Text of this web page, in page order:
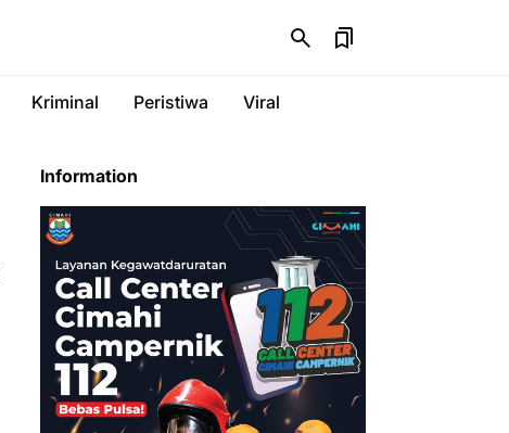
Kriminal Peristiwa Viral
Information